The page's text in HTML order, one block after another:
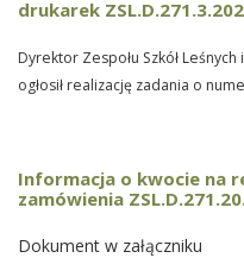
drukarek
Dyrektor Zespołu Szkół
ogłosił realizację zadania o
Informacja o kwocie na
zamówienia
Dokument w załączniku